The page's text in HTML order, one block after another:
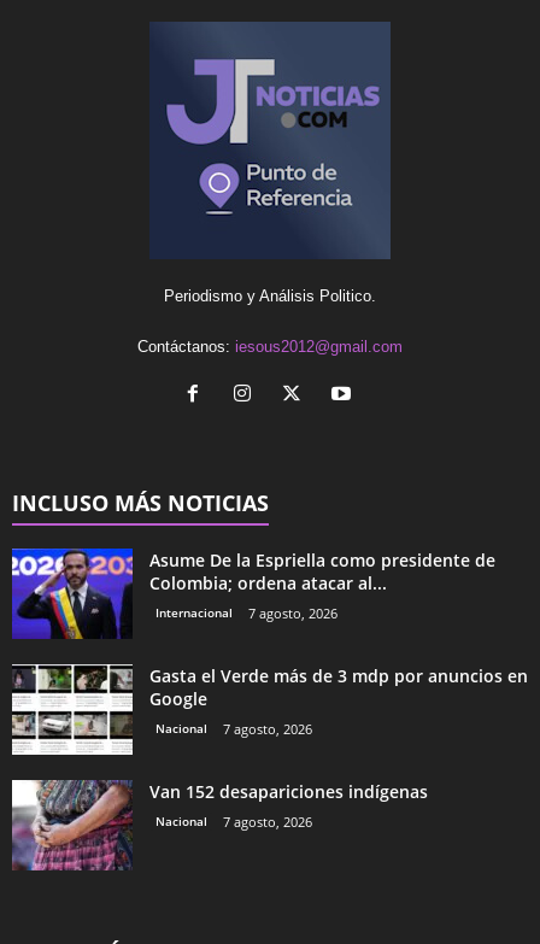
Periodismo y Análisis Politico.
Contáctanos: iesous2012@gmail.com
INCLUSO MÁS NOTICIAS
Asume De la Espriella como presidente de
Colombia; ordena atacar al...
Internacional 7 agosto, 2026
Gasta el Verde más de 3 mdp por anuncios en
Google
Nacional 7 agosto, 2026
Van 152 desapariciones indígenas
Nacional 7 agosto, 2026